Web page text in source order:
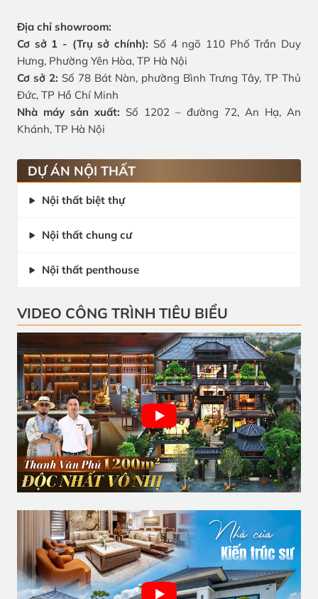
Địa chỉ showroom:
Cơ sở 1 - (Trụ sở chính): Số 4 ngõ 110 Phố Trần Duy
Hưng, Phường Yên Hòa, TP Hà Nội
Cơ sở 2: Số 78 Bát Nàn, phường Bình Trưng Tây, TP Thủ
Đức, TP Hồ Chí Minh
Nhà máy sản xuất: Số 1202 – đường 72, An Hạ, An
Khánh, TP Hà Nội
DỰ ÁN NỘI THẤT
Nội thất biệt thự
Nội thất chung cư
Nội thất penthouse
VIDEO CÔNG TRÌNH TIÊU BIỂU